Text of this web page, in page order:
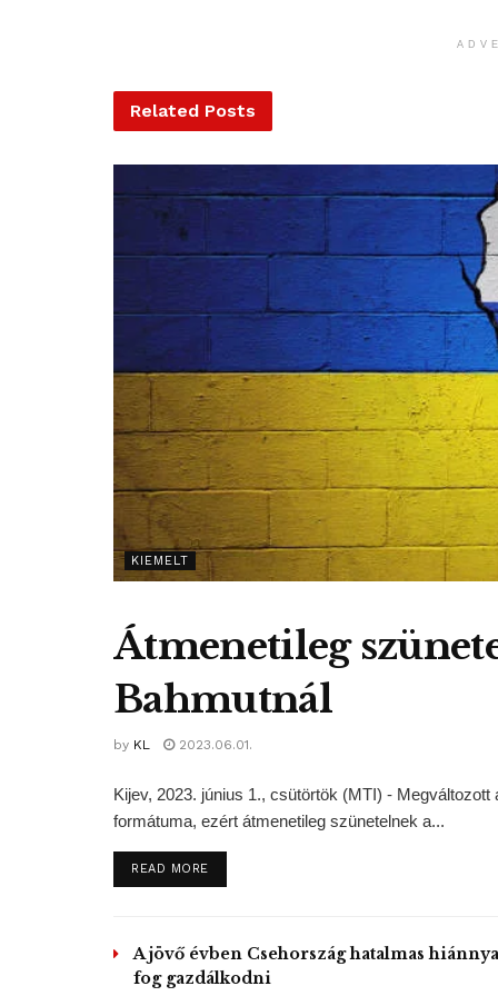
Related Posts
KIEMELT
Átmenetileg
Bahmutnál
by KL 2023.06.01.
Kijev, 2023. június 1., csütörtök (MTI) -
formátuma, ezért átmenetileg szünetelnek a...
READ MOREDETAILS
A jövő évben Csehország hatalmas
fog gazdálkodni